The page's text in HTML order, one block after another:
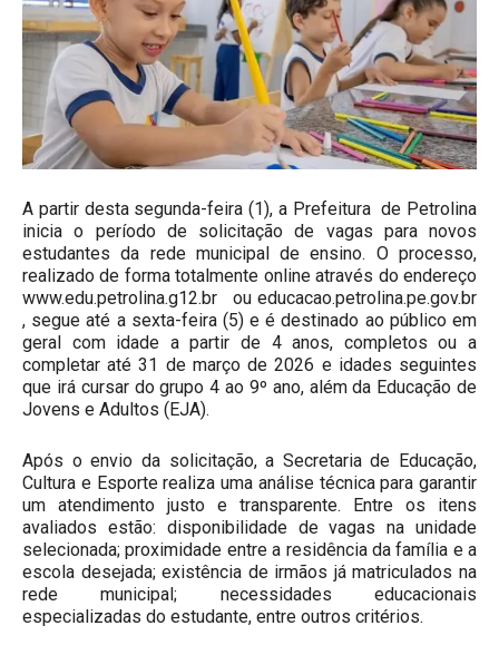
A partir desta segunda-feira (1), a Prefeitura de Petrolina
inicia o período de solicitação de vagas para novos
estudantes da rede municipal de ensino. O processo,
realizado de forma totalmente online através do endereço
www.edu.petrolina.g12.br ou educacao.petrolina.pe.gov.br
, segue até a sexta-feira (5) e é destinado ao público em
geral com idade a partir de 4 anos, completos ou a
completar até 31 de março de 2026 e idades seguintes
que irá cursar do grupo 4 ao 9º ano, além da Educação de
Jovens e Adultos (EJA).
Após o envio da solicitação, a Secretaria de Educação,
Cultura e Esporte realiza uma análise técnica para garantir
um atendimento justo e transparente. Entre os itens
avaliados estão: disponibilidade de vagas na unidade
selecionada; proximidade entre a residência da família e a
escola desejada; existência de irmãos já matriculados na
rede municipal; necessidades educacionais
especializadas do estudante, entre outros critérios.